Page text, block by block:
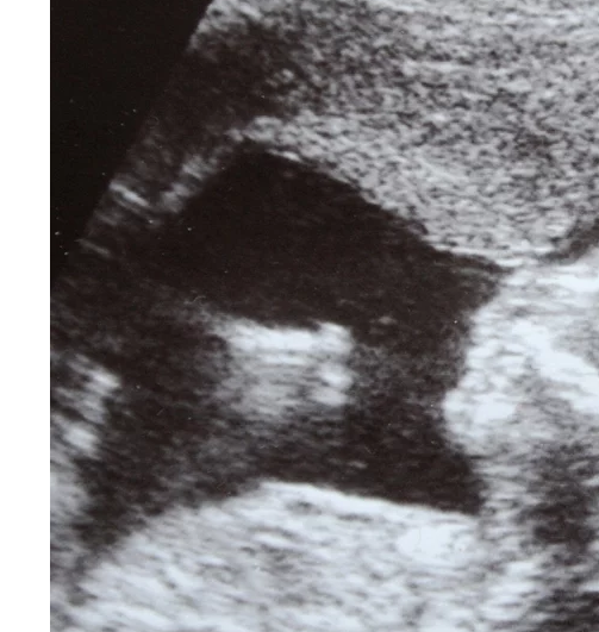
Czarnek: Konieczny pokój na prawicy
Wcześniej Kaczyński, teraz Morawiecki. "Nie
6
Nauczyciele z łapanki, czyli katastrofa oświatowa po
14